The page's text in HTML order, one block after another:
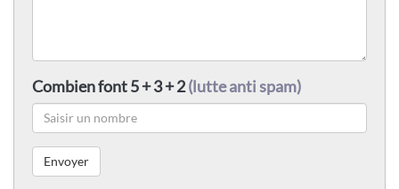
Combien font 5 + 3 + 2(lutte anti spam)